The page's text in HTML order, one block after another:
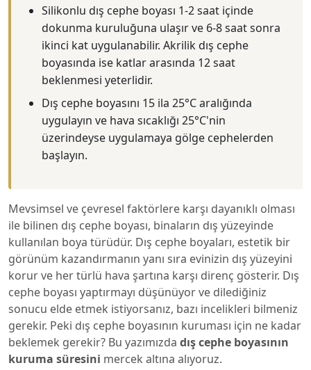
Silikonlu dış cephe boyası 1-2 saat içinde
dokunma kuruluğuna ulaşır ve 6-8 saat sonra
ikinci kat uygulanabilir. Akrilik dış cephe
boyasında ise katlar arasında 12 saat
beklenmesi yeterlidir.
Dış cephe boyasını 15 ila 25°C aralığında
uygulayın ve hava sıcaklığı 25°C'nin
üzerindeyse uygulamaya gölge cephelerden
başlayın.
Mevsimsel ve çevresel faktörlere karşı dayanıklı olması
ile bilinen dış cephe boyası, binaların dış yüzeyinde
kullanılan boya türüdür. Dış cephe boyaları, estetik bir
görünüm kazandırmanın yanı sıra evinizin dış yüzeyini
korur ve her türlü hava şartına karşı direnç gösterir. Dış
cephe boyası yaptırmayı düşünüyor ve dilediğiniz
sonucu elde etmek istiyorsanız, bazı incelikleri bilmeniz
gerekir. Peki dış cephe boyasının kuruması için ne kadar
beklemek gerekir? Bu yazımızda dış cephe boyasının
kuruma süresini mercek altına alıyoruz.